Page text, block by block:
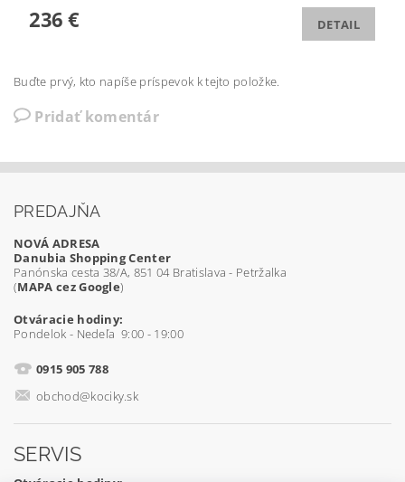
236 € DETAIL
Buďte prvý, kto napíše príspevok k tejto položke.
Pridať komentár
PREDAJŇA
NOVÁ ADRESA
Danubia Shopping Center
Panónska cesta 38/A, 851 04 Bratislava - Petržalka
(MAPA cez Google)
Otváracie hodiny:
Pondelok - Nedeľa 9:00 - 19:00
0915 905 788
obchod@kociky.sk
SERVIS